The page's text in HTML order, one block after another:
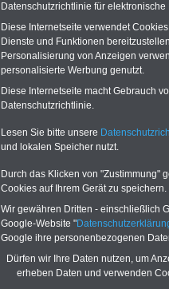
Hessen: § 9
Zeiten
BEHÖRDEN-ABOmit drei
25,00 Euro: Wissenswertes für
und Beamte, Beamten-
Datenschutzrichtlinie für
Diese Internetseite verwendet
Dienste und Funktionen
Personalisierung von Anzeigen
personalisierte Werbung genutzt.
Diese Internetseite macht Gebrauch
Datenschutzrichtlinie.
Lesen Sie bitte unsere
und lokalen Speicher nutzt.
Durch das Klicken von "Zustimmung"
Cookies auf Ihrem Gerät zu speichern.
Wir gewähren Dritten - einschließlich
Google-Website "
Google ihre personenbezogenen
Dürfen wir Ihre Daten nutzen, um
erheben Daten und verwenden